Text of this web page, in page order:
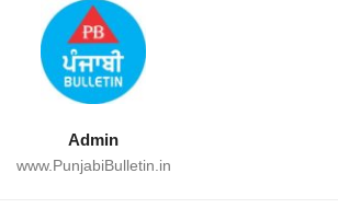
Admin
www.PunjabiBulletin.in